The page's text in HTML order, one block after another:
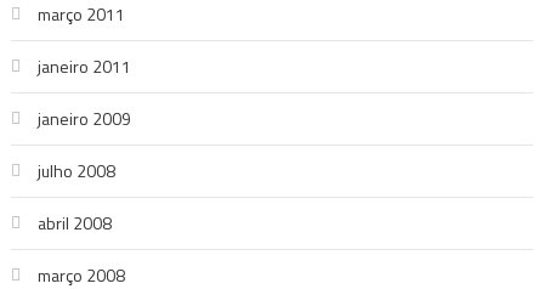
março 2011
janeiro 2011
janeiro 2009
julho 2008
abril 2008
março 2008